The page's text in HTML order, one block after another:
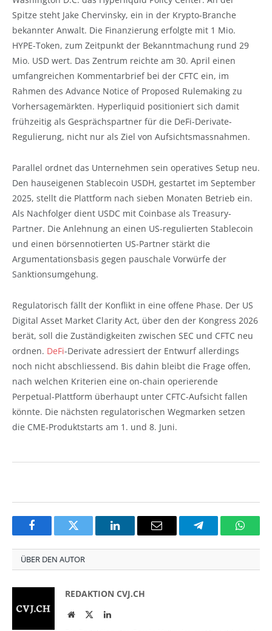
Spitze steht Jake Chervinsky, ein in der Krypto-Branche
bekannter Anwalt. Die Finanzierung erfolgte mit 1 Mio.
HYPE-Token, zum Zeitpunkt der Bekanntmachung rund 29
Mio. USD wert. Das Zentrum reichte am 30. April einen
umfangreichen Kommentarbrief bei der CFTC ein, im
Rahmen des Advance Notice of Proposed Rulemaking zu
Vorhersagemärkten. Hyperliquid positioniert sich damit
frühzeitig als Gesprächspartner für die DeFi-Derivate-
Regulierung, nicht nur als Ziel von Aufsichtsmassnahmen.
Parallel ordnet das Unternehmen sein operatives Setup neu.
Den hauseigenen Stablecoin USDH, gestartet im September
2025, stellt die Plattform nach sieben Monaten Betrieb ein.
Als Nachfolger dient USDC mit Coinbase als Treasury-
Partner. Die Anlehnung an einen US-regulierten Stablecoin
und einen börsennotierten US-Partner stärkt die
Argumentationsbasis gegen pauschale Vorwürfe der
Sanktionsumgehung.
Regulatorisch fällt der Konflikt in eine offene Phase. Der US
Digital Asset Market Clarity Act, über den der Kongress 2026
berät, soll die Zuständigkeiten zwischen SEC und CFTC neu
ordnen. DeFi-Derivate adressiert der Entwurf allerdings
noch nicht abschliessend. Bis dahin bleibt die Frage offen,
nach welchen Kriterien eine on-chain operierende
Perpetual-Plattform überhaupt unter CFTC-Aufsicht fallen
könnte. Die nächsten regulatorischen Wegmarken setzen
die CME-Produktstarts am 1. und 8. Juni.
FacebookTwitter LinkedInEmail Telegram
ÜBER DEN AUTOR
REDAKTION CVJ.CH
WebsiteTwitterLinkedIn